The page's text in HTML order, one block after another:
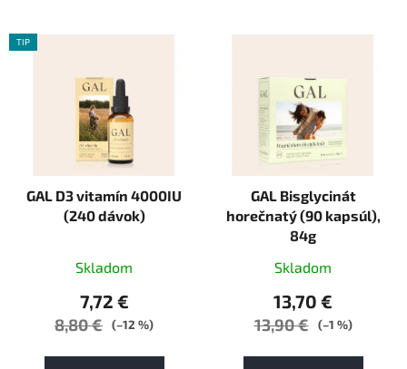
TIP
GAL D3 vitamín 4000IU
(240 dávok)
Skladom
7,72 €
8,80 € (–12 %)
GAL Bisglycinát
horečnatý (90 kapsúl),
84g
Skladom
13,70 €
13,90 € (–1 %)